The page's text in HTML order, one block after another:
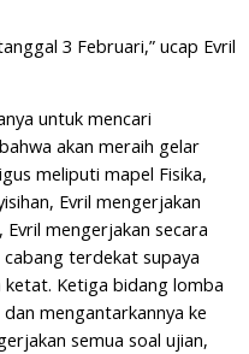
3 Februari,” ucap Evril
untuk mencari
akan meraih gelar
meliputi mapel Fisika,
Evril mengerjakan
mengerjakan secara
terdekat supaya
Ketiga bidang lomba
mengantarkannya ke
semua soal ujian,